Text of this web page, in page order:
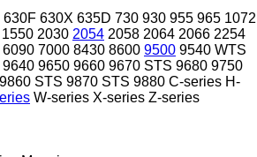
630F 630X 635D 730 930 955 965 1072
1550 2030 2054 2058 2064 2066 2254
6090 7000 8430 8600 9500 9540 WTS
9640 9650 9660 9670 STS 9680 9750
9860 STS 9870 STS 9880 C-series H-
W-series X-series Z-series